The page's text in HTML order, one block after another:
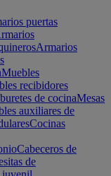
puertas
Armarios
Muebles
recibidores
de cocinaMesas
auxiliares de
Cocinas
Cabeceros de
de